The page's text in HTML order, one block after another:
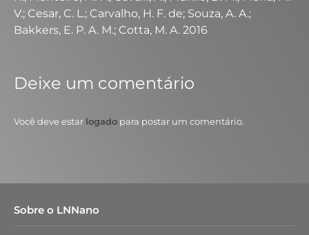
V.; Cesar, C. L.; Carvalho, H. F. de; Souza, A. A.;
Bakkers, E. P. A. M.; Cotta, M. A. 2016
Deixe um comentário
Você deve estar logado para postar um comentário.
Sobre o LNNano